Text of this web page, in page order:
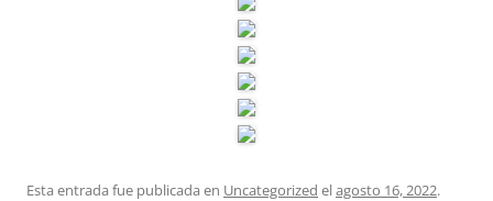
Esta entrada fue publicada en Uncategorized elagosto 16, 2022.